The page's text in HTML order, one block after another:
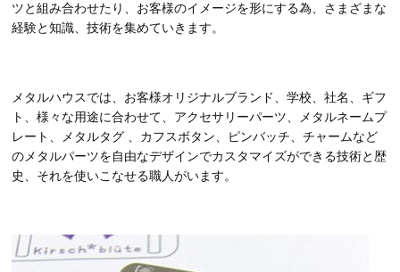
ツと組み合わせたり、お客様のイメージを形にする為、さまざまな
経験と知識、技術を集めていきます。
メタルハウスでは、お客様オリジナルブランド、学校、社名、ギフ
ト、様々な用途に合わせて、アクセサリーパーツ、メタルネームプ
レート、メタルタグ 、カフスボタン、ピンバッチ、チャームなど
のメタルパーツを自由なデザインでカスタマイズができる技術と歴
史、それを使いこなせる職人がいます。